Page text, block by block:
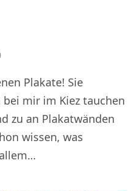
Plakate! Sie
mir im Kiez tauchen
zu an Plakatwänden
wissen, was